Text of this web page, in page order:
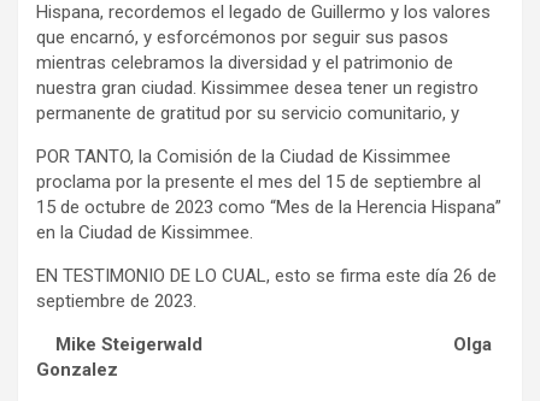
Hispana, recordemos el legado de Guillermo y los valores
que encarnó, y esforcémonos por seguir sus pasos
mientras celebramos la diversidad y el patrimonio de
nuestra gran ciudad. Kissimmee desea tener un registro
permanente de gratitud por su servicio comunitario, y
POR TANTO, la Comisión de la Ciudad de Kissimmee
proclama por la presente el mes del 15 de septiembre al
15 de octubre de 2023 como “Mes de la Herencia Hispana”
en la Ciudad de Kissimmee.
EN TESTIMONIO DE LO CUAL, esto se firma este día 26 de
septiembre de 2023.
Mike Steigerwald
Olga
Gonzalez